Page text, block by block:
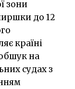
зони
до 12
країні
на
судах з